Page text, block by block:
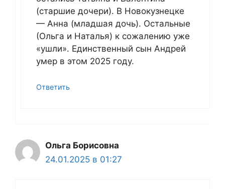
(старшие дочери). В Новокузнецке
— Анна (младшая дочь). Остальные
(Ольга и Наталья) к сожалению уже
«ушли». Единственный сын Андрей
умер в этом 2025 году.
Ответить
Ольга Борисовна
24.01.2025 в 01:27